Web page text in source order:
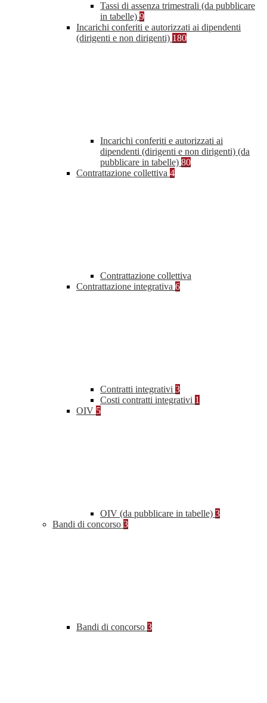
Tassi di assenza trimestrali (da pubblicare
in tabelle) 9
Incarichi conferiti e autorizzati ai dipendenti
(dirigenti e non dirigenti) 180
Incarichi conferiti e autorizzati ai
dipendenti (dirigenti e non dirigenti) (da
pubblicare in tabelle) 80
Contrattazione collettiva 4
Contrattazione collettiva
Contrattazione integrativa 6
Contratti integrativi 3
Costi contratti integrativi 1
OIV 5
OIV (da pubblicare in tabelle) 3
Bandi di concorso 3
Bandi di concorso 3